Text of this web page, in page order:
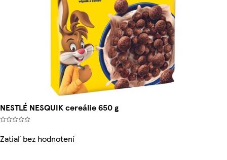
NESTLÉ NESQUIK cereálie 650 g
Zatiaľ bez hodnotení